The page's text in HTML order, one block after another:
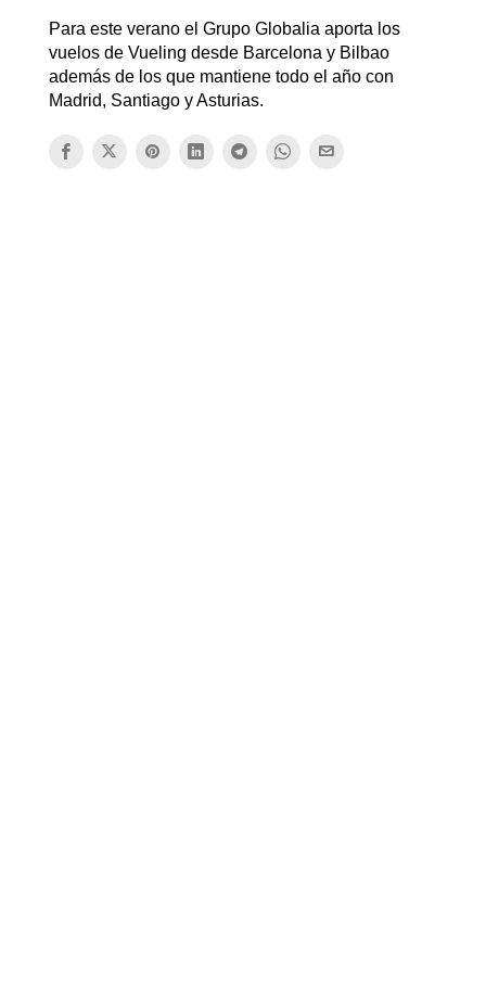
Para este verano el Grupo Globalia aporta los
vuelos de Vueling desde Barcelona y Bilbao
además de los que mantiene todo el año con
Madrid, Santiago y Asturias.